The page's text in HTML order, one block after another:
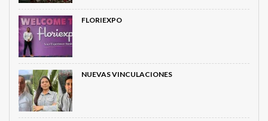
FLORIEXPO
NUEVAS VINCULACIONES